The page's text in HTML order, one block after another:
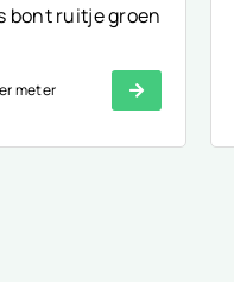
bont ruitje groen
meter